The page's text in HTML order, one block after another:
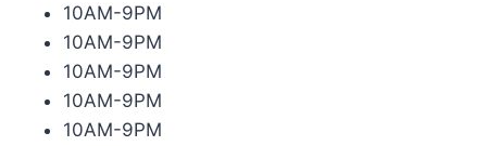
10AM-9PM
10AM-9PM
10AM-9PM
10AM-9PM
10AM-9PM